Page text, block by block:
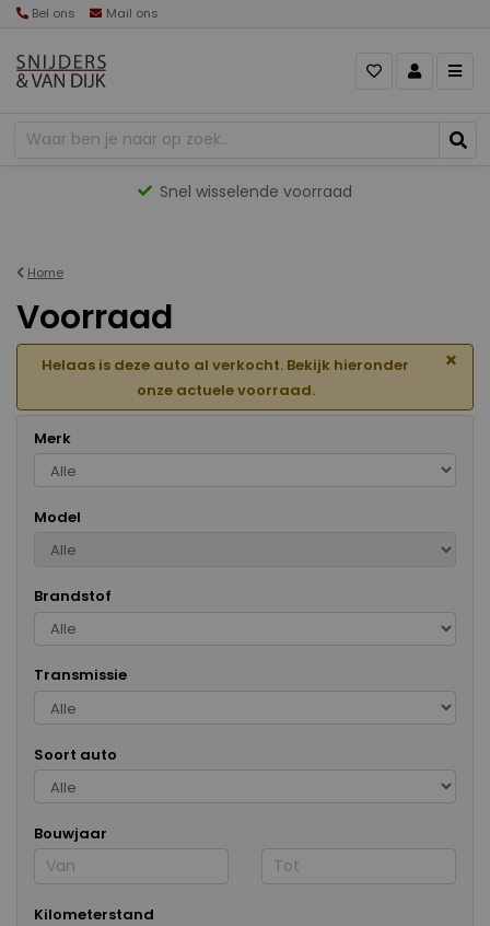
Bel ons Mail ons
Gevarieerd aanbod
Home
Voorraad
Helaas is deze auto al verkocht. Bekijk hieronder
onze actuele voorraad.
×
Merk
Model
Brandstof
Transmissie
Soort auto
Bouwjaar
Kilometerstand